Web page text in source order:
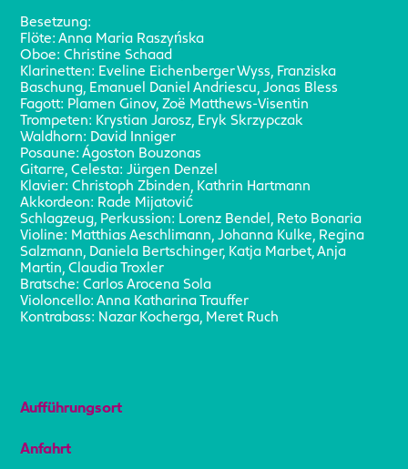
Besetzung:
Flöte: Anna Maria Raszyńska
Oboe: Christine Schaad
Klarinetten: Eveline Eichenberger Wyss, Franziska
Baschung, Emanuel Daniel Andriescu, Jonas Bless
Fagott: Plamen Ginov, Zoë Matthews-Visentin
Trompeten: Krystian Jarosz, Eryk Skrzypczak
Waldhorn: David Inniger
Posaune: Ágoston Bouzonas
Gitarre, Celesta: Jürgen Denzel
Klavier: Christoph Zbinden, Kathrin Hartmann
Akkordeon: Rade Mijatović
Schlagzeug, Perkussion: Lorenz Bendel, Reto Bonaria
Violine: Matthias Aeschlimann, Johanna Kulke, Regina
Salzmann, Daniela Bertschinger, Katja Marbet, Anja
Martin, Claudia Troxler
Bratsche: Carlos Arocena Sola
Violoncello: Anna Katharina Trauffer
Kontrabass: Nazar Kocherga, Meret Ruch
Aufführungsort
Anfahrt